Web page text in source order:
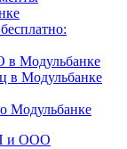
в Модульбанке
в Модульбанке
Модульбанке
и ООО